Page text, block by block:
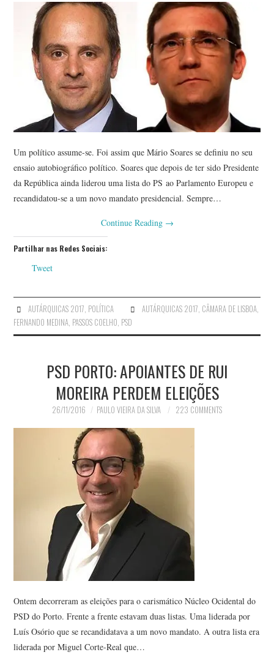
Um político assume-se. Foi assim que Mário Soares se definiu no seu
ensaio autobiográfico político. Soares que depois de ter sido Presidente
da República ainda liderou uma lista do PS ao Parlamento Europeu e
recandidatou-se a um novo mandato presidencial. Sempre…
Continue Reading →
Partilhar nas Redes Sociais:
Tweet
AUTÁRQUICAS 2017, POLÍTICA AUTÁRQUICAS 2017, CÂMARA DE LISBOA,
FERNANDO MEDINA, PASSOS COELHO, PSD
PSD PORTO: APOIANTES DE RUI
MOREIRA PERDEM ELEIÇÕES
26/11/2016 PAULO VIEIRA DA SILVA 223 COMMENTS
Ontem decorreram as eleições para o carismático Núcleo Ocidental do
PSD do Porto. Frente a frente estavam duas listas. Uma liderada por
Luís Osório que se recandidatava a um novo mandato. A outra lista era
liderada por Miguel Corte-Real que…